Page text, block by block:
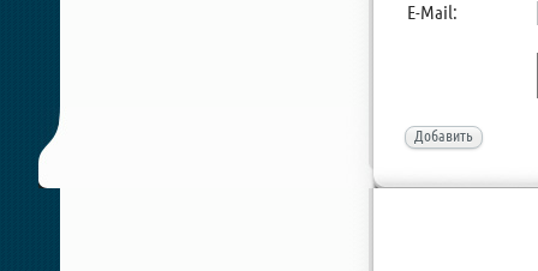
E-Mail:
Добавить